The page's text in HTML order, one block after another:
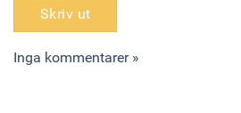
Skriv ut
Inga kommentarer »